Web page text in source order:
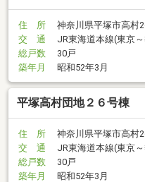
住 所
神奈川県平塚市高村
交 通
JR東海道本線(東京
総戸数
30戸
築年月
昭和52年3月
平塚高村団地２６号棟
住 所
神奈川県平塚市高村
交 通
JR東海道本線(東京
総戸数
30戸
築年月
昭和52年3月